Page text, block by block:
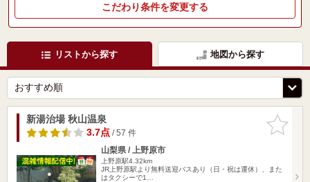
こだわり条件を変更する
リストから探す 地図から探す
お気に入
りに追加
新湯治場 秋山温泉
3.7点/ 57 件
山梨県 / 上野原市
上野原駅4.32km
JR上野原駅より無料送迎バスあり（日・祝は運休）、また
はタクシーで1…